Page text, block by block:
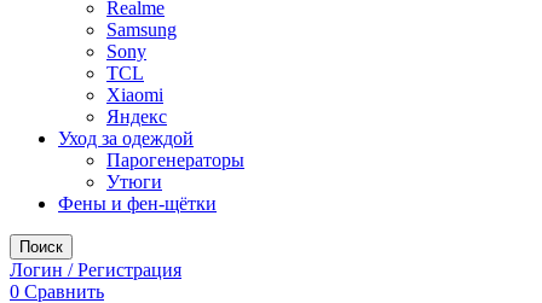
Realme
Samsung
Sony
TCL
Xiaomi
Яндекс
Уход за одеждой
Парогенераторы
Утюги
Фены и фен-щётки
Поиск
Логин / Регистрация
0 Сравнить